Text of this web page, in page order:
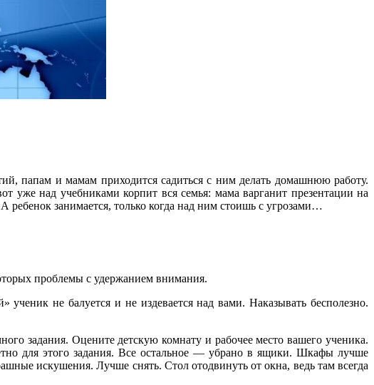
папам и мамам приходится садиться с ним делать домашнюю работу.
уже над учебниками корпит вся семья: мама варганит презентации на
занимается, только когда над ним стоишь с угрозами…
проблемы с удержанием внимания.
не балуется и не издевается над вами. Наказывать бесполезно.
задания. Оцените детскую комнату и рабочее место вашего ученика.
для этого задания. Все остальное — убрано в ящики. Шкафы лучше
искушения. Лучше снять. Стол отодвинуть от окна, ведь там всегда